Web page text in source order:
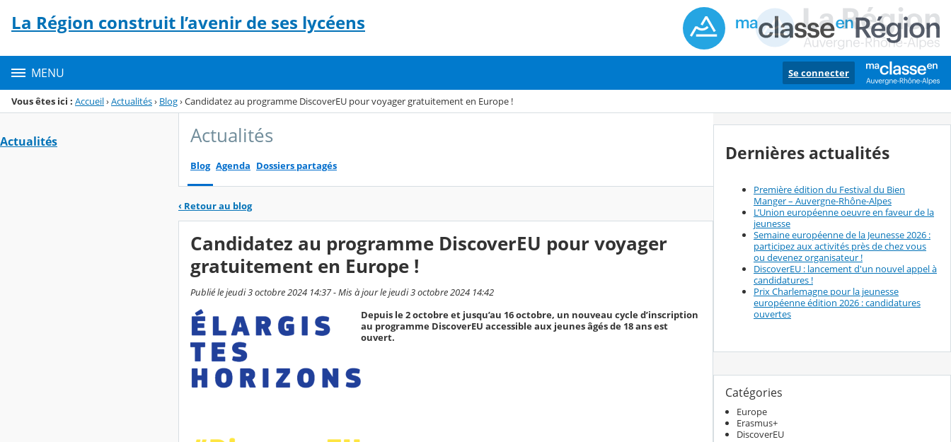
Menu de la rubrique
Contenu
La Région construit l’avenir de ses lycéens
MENU Se connecter
Vous êtes ici : Accueil›Actualités› Blog›Candidatez au programme DiscoverEU pour voyager gratuitement en Europe !
Actualités Actualités
Blog Agenda Dossiers partagés
‹ Retour au blog
Candidatez au programme DiscoverEU pour voyager
gratuitement en Europe !
Publié le jeudi 3 octobre 2024 14:37 - Mis à jour le jeudi 3 octobre 2024 14:42
Depuis le 2 octobre et jusqu’au 16 octobre, un nouveau cycle d’inscription
au programme DiscoverEU accessible aux jeunes âgés de 18 ans est
ouvert.
Dernières actualités
Première édition du Festival du Bien
Manger – Auvergne-Rhône-Alpes
L’Union européenne oeuvre en faveur de la
jeunesse
Semaine européenne de la Jeunesse 2026 :
participez aux activités près de chez vous
ou devenez organisateur !
DiscoverEU : lancement d'un nouvel appel à
candidatures !
Prix Charlemagne pour la jeunesse
européenne édition 2026 : candidatures
ouvertes
Catégories
Europe
Erasmus+
DiscoverEU